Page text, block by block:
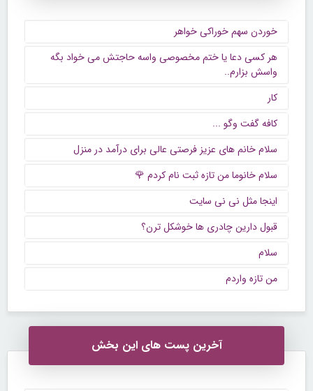
خوردن سهم خوراکی خواهر
هر کسی دعا یا ختم مخصوصی واسه حاجتش می خواد بگه
واسش بزارم..
کار
كافه گفت وگو ...
سلام خانم های عزیز فرصتی عالی برای درآمد در منزل
سلام خانوما من تازه ثبت نام کردم 🌹
اینجا مثل نی نی سایت
قبول دارین چادری ها خوشکل ترن؟
سلام
من تازه واردم
آخرین پست های این بخش